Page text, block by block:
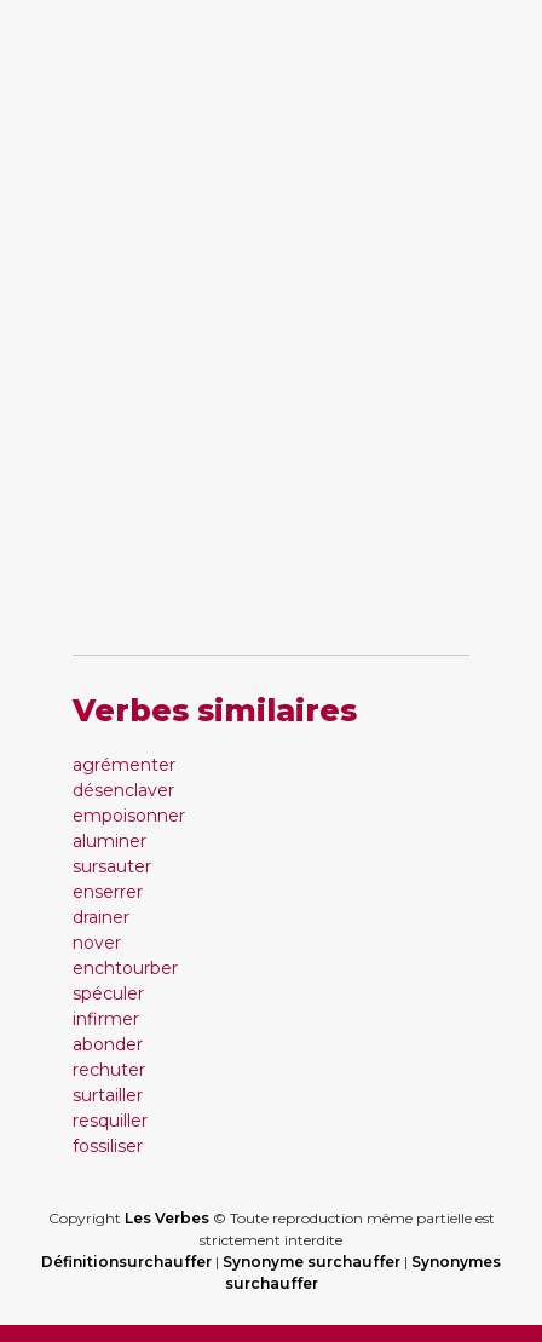
Verbes similaires
agrémenter
désenclaver
empoisonner
aluminer
sursauter
enserrer
drainer
nover
enchtourber
spéculer
infirmer
abonder
rechuter
surtailler
resquiller
fossiliser
Copyright Les Verbes© Toute reproduction même partielle est
strictement interdite
Définitionsurchauffer | Synonyme surchauffer | Synonymes
surchauffer